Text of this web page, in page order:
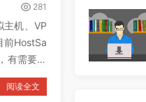
281
主机、VP
前HostSa
有需要的
阅读全文